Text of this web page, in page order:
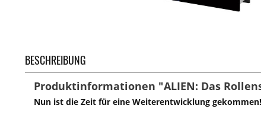
BESCHREIBUNG
Produktinformationen "ALIEN: Das
Nun ist die Zeit für eine Weiterentwicklung gekommen!